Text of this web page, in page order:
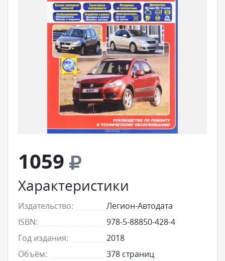
1059
Характеристики
Издательство:
Легион-Автодата
ISBN:
978-5-88850-428-4
Год издания:
2018
Объём:
378 страниц